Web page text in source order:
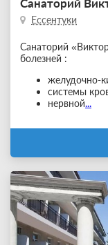
Санаторий
Ессентуки
Санаторий
болезней :
желудочно-
системы
нервной...